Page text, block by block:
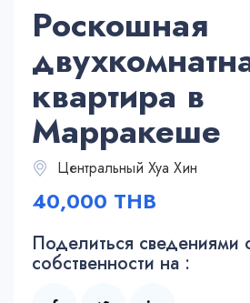
Роскошная
квартира в
Марракеше
Центральный Хуа Хин
40,000 THB
Поделиться сведениями
собственности на :